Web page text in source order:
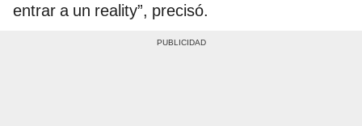
entrar a un reality”, precisó.